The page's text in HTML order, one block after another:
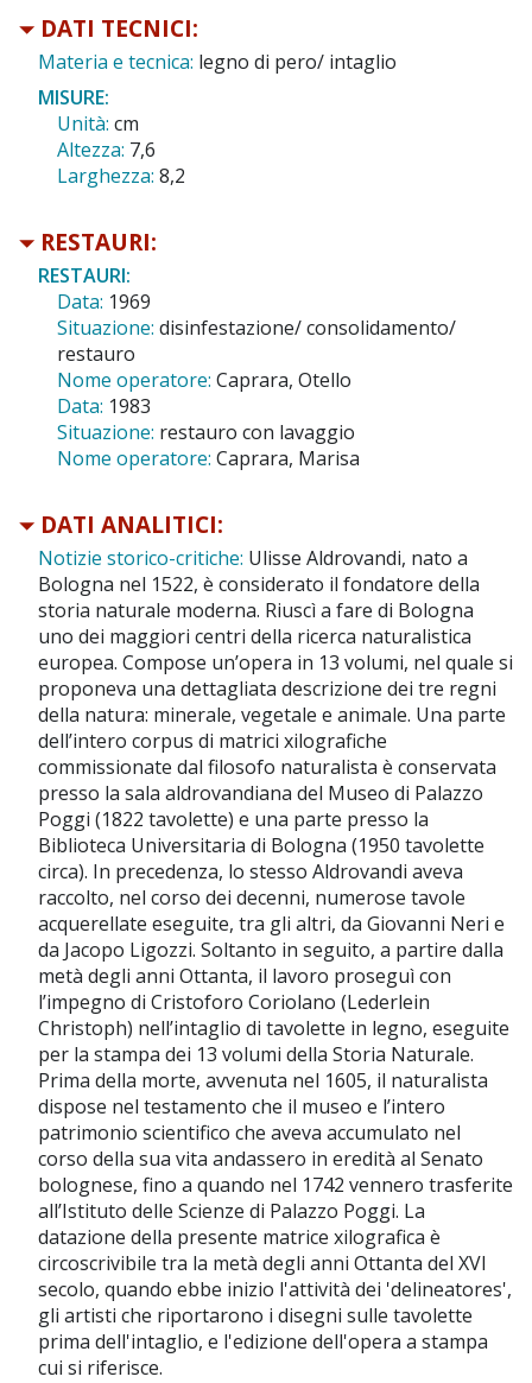
DATI TECNICI:
Materia e tecnica: legno di pero/ intaglio
MISURE:
Unità: cm
Altezza: 7,6
Larghezza: 8,2
RESTAURI:
RESTAURI:
Data: 1969
Situazione: disinfestazione/ consolidamento/
restauro
Nome operatore: Caprara, Otello
Data: 1983
Situazione: restauro con lavaggio
Nome operatore: Caprara, Marisa
DATI ANALITICI:
Notizie storico-critiche: Ulisse Aldrovandi, nato a
Bologna nel 1522, è considerato il fondatore della
storia naturale moderna. Riuscì a fare di Bologna
uno dei maggiori centri della ricerca naturalistica
europea. Compose un’opera in 13 volumi, nel quale si
proponeva una dettagliata descrizione dei tre regni
della natura: minerale, vegetale e animale. Una parte
dell’intero corpus di matrici xilografiche
commissionate dal filosofo naturalista è conservata
presso la sala aldrovandiana del Museo di Palazzo
Poggi (1822 tavolette) e una parte presso la
Biblioteca Universitaria di Bologna (1950 tavolette
circa). In precedenza, lo stesso Aldrovandi aveva
raccolto, nel corso dei decenni, numerose tavole
acquerellate eseguite, tra gli altri, da Giovanni Neri e
da Jacopo Ligozzi. Soltanto in seguito, a partire dalla
metà degli anni Ottanta, il lavoro proseguì con
l’impegno di Cristoforo Coriolano (Lederlein
Christoph) nell’intaglio di tavolette in legno, eseguite
per la stampa dei 13 volumi della Storia Naturale.
Prima della morte, avvenuta nel 1605, il naturalista
dispose nel testamento che il museo e l’intero
patrimonio scientifico che aveva accumulato nel
corso della sua vita andassero in eredità al Senato
bolognese, fino a quando nel 1742 vennero trasferite
all’Istituto delle Scienze di Palazzo Poggi. La
datazione della presente matrice xilografica è
circoscrivibile tra la metà degli anni Ottanta del XVI
secolo, quando ebbe inizio l'attività dei 'delineatores',
gli artisti che riportarono i disegni sulle tavolette
prima dell'intaglio, e l'edizione dell'opera a stampa
cui si riferisce.